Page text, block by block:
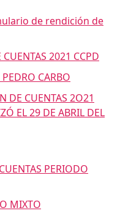
de rendición de
2021 CCPD
CARBO
DE CUENTAS 2O21
EL 29 DE ABRIL DEL
PERIODO
MIXTO